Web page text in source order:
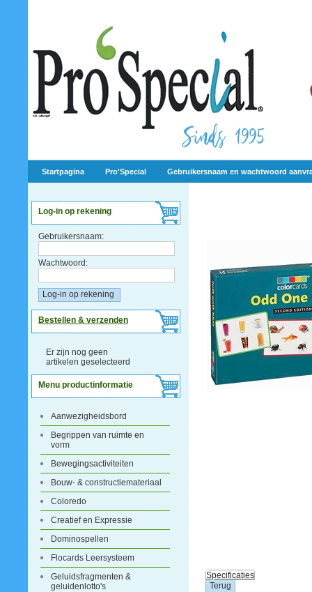
Startpagina Pro'Special Gebruikersnaam en wachtwoord
Log-in op rekening
Gebruikersnaam:
Wachtwoord:
Bestellen & verzenden
Er zijn nog geen
artikelen geselecteerd
Menu productinformatie
Aanwezigheidsbord
Begrippen van ruimte en
vorm
Bewegingsactiviteiten
Bouw- & constructiemateriaal
Coloredo
Creatief en Expressie
Dominospellen
Flocards Leersysteem
Geluidsfragmenten &
geluidenlotto's
Specificaties